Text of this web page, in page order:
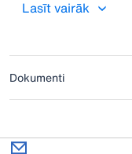
Lasīt vairāk
Dokumenti